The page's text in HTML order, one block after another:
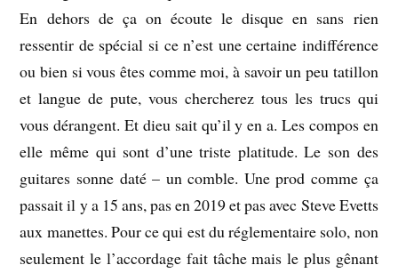
En dehors de ça on écoute le disque en sans rien
ressentir de spécial si ce n’est une certaine indifférence
ou bien si vous êtes comme moi, à savoir un peu tatillon
et langue de pute, vous chercherez tous les trucs qui
vous dérangent. Et dieu sait qu’il y en a. Les compos en
elle même qui sont d’une triste platitude. Le son des
guitares sonne daté – un comble. Une prod comme ça
passait il y a 15 ans, pas en 2019 et pas avec Steve Evetts
aux manettes. Pour ce qui est du réglementaire solo, non
seulement le l’accordage fait tâche mais le plus gênant